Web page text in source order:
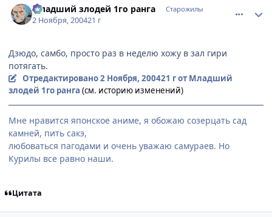
Младший злодей 1го ранга Старожилы
2 Ноября, 200421 г
Дзюдо, самбо, просто раз в неделю хожу в зал гири
потягать.
Отредактировано2 Ноября, 200421 гот Младший
злодей 1го ранга (см. историю изменений)
Мне нравится японское аниме, я обожаю созерцать сад
камней, пить сакэ,
любоваться пагодами и очень уважаю самураев. Но
Курилы все равно наши.
Цитата